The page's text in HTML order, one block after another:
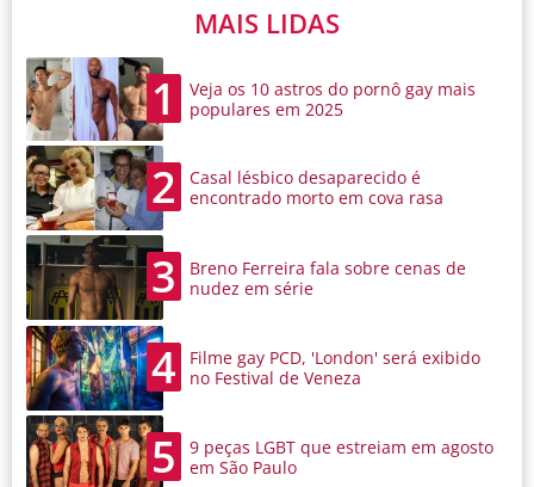
MAIS LIDAS
1
Veja os 10 astros do pornô gay mais
populares em 2025
2
Casal lésbico desaparecido é
encontrado morto em cova rasa
3
Breno Ferreira fala sobre cenas de
nudez em série
4
Filme gay PCD, 'London' será exibido
no Festival de Veneza
5
9 peças LGBT que estreiam em agosto
em São Paulo